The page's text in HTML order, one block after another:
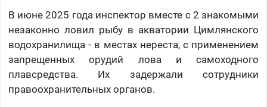
В июне 2025 года инспектор вместе с 2 знакомыми
незаконно ловил рыбу в акватории Цимлянского
водохранилища - в местах нереста, с применением
запрещенных орудий лова и самоходного
плавсредства. Их задержали сотрудники
правоохранительных органов.